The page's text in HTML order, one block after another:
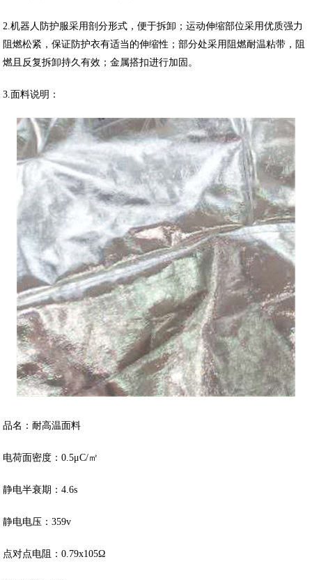
2.机器人防护服采用剖分形式，便于拆卸；运动伸缩部位采用优质强力
阻燃松紧，保证防护衣有适当的伸缩性；部分处采用阻燃耐温粘带，阻
燃且反复拆卸持久有效；金属搭扣进行加固。
3.面料说明：
品名：耐高温面料
电荷面密度：0.5μC/㎡
静电半衰期：4.6s
静电电压：359v
点对点电阻：0.79x105Ω